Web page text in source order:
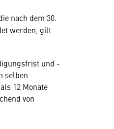
nach dem 30.
werden, gilt
und -
selben
12 Monate
von